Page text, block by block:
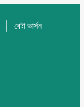
বেটা ভার্সন